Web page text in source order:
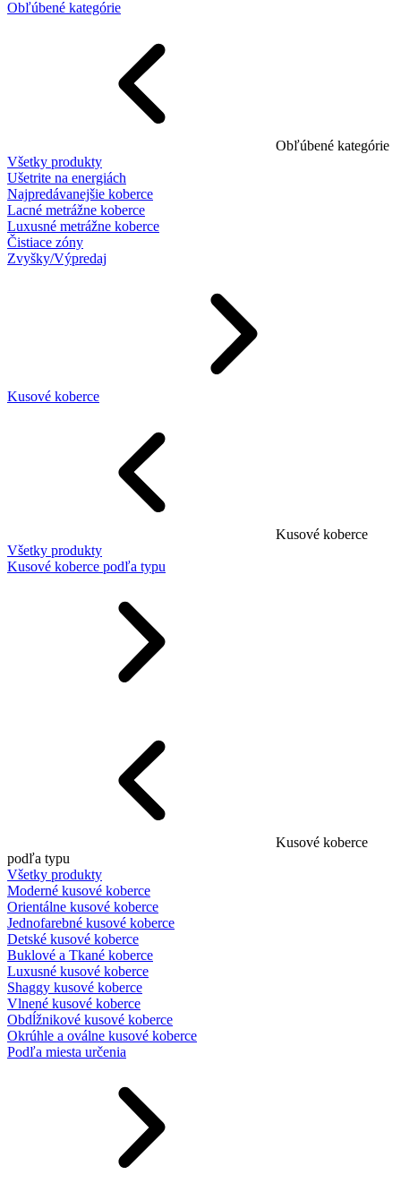
Obľúbené kategórie
Obľúbené kategórie
Všetky produkty
Ušetrite na energiách
Najpredávanejšie koberce
Lacné metrážne koberce
Luxusné metrážne koberce
Čistiace zóny
Zvyšky/Výpredaj
Kusové koberce
Kusové koberce
Všetky produkty
Kusové koberce podľa typu
Kusové koberce
podľa typu
Všetky produkty
Moderné kusové koberce
Orientálne kusové koberce
Jednofarebné kusové koberce
Detské kusové koberce
Buklové a Tkané koberce
Luxusné kusové koberce
Shaggy kusové koberce
Vlnené kusové koberce
Obdĺžnikové kusové koberce
Okrúhle a oválne kusové koberce
Podľa miesta určenia